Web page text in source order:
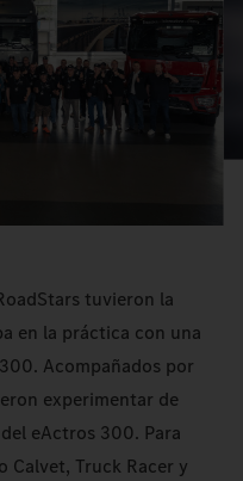
tuvieron la
en la práctica con una
Acompañados por
experimentar de
eActros 300. Para
Calvet, Truck Racer y